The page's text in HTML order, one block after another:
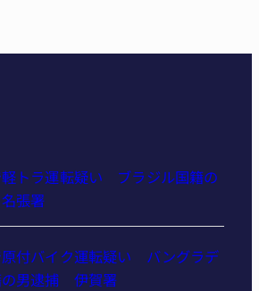
トラ運転疑い ブラジル国籍の
張署
付バイク運転疑い バングラデ
の男逮捕 伊賀署